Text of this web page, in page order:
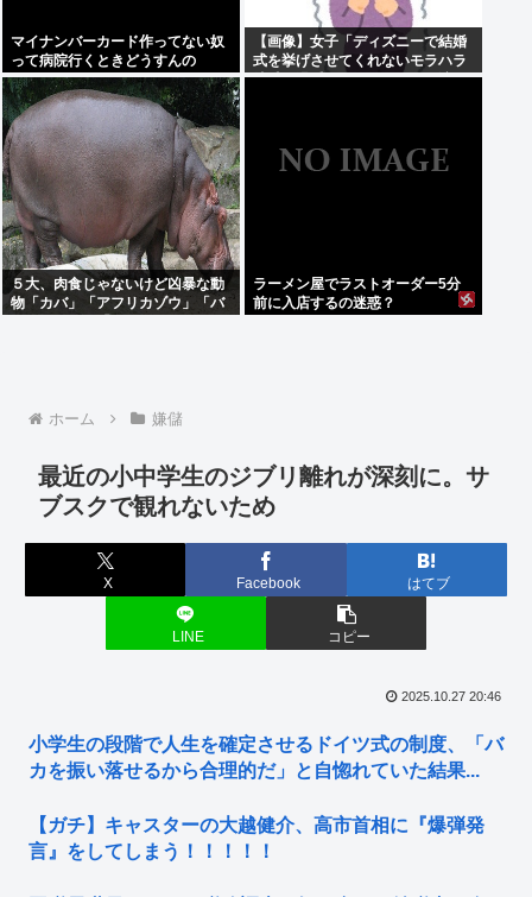
マイナンバーカード作ってない奴
って病院行くときどうすんの
【画像】女子「ディズニーで結婚
式を挙げさせてくれないモラハラ
彼氏。過呼吸になりました。涙が
５大、肉食じゃないけど凶暴な動
物「カバ」「アフリカゾウ」「バ
ラーメン屋でラストオーダー5分
前に入店するの迷惑？
ホーム 嫌儲
最近の小中学生のジブリ離れが深刻に。サ
ブスクで観れないため
X Facebook はてブ
LINE コピー
2025.10.27 20:46
小学生の段階で人生を確定させるドイツ式の制度、「バ
カを振い落せるから合理的だ」と自惚れていた結果...
【ガチ】キャスターの大越健介、高市首相に『爆弾発
言』をしてしまう！！！！！